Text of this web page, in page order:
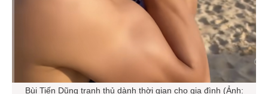
Bùi Tiến Dũng tranh thủ dành thời gian cho gia đình (Ảnh: